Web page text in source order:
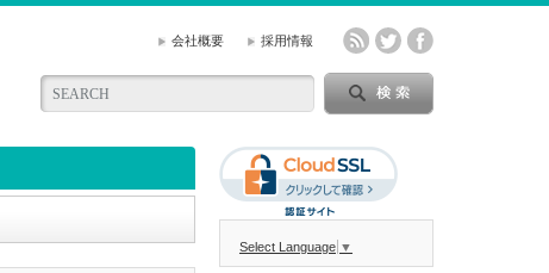
会社概要 採用情報
Select Language ▼